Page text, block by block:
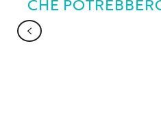
NATURA E